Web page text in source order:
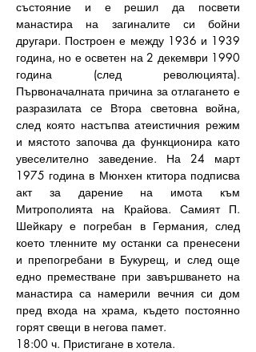
състояние и е решил да посвети
манастира на загиналите си бойни
другари. Построен е между 1936 и 1939
година, но е осветен на 2 декември 1990
година (след революцията).
Първоначалната причина за отлагането е
разразилата се Втора световна война,
след която настъпва атеистичния режим
и мястото започва да функционира като
увеселително заведение. На 24 март
1975 година в Мюнхен ктитора подписва
акт за дарение на имота към
Митрополията на Крайова. Самият П.
Шейкару е погребан в Германия, след
което тленните му останки са пренесени
и препогребани в Букурещ, и след още
едно преместване при завършването на
манастира са намерили вечния си дом
пред входа на храма, където постоянно
горят свещи в негова памет.
18:00 ч. Пристигане в хотела.